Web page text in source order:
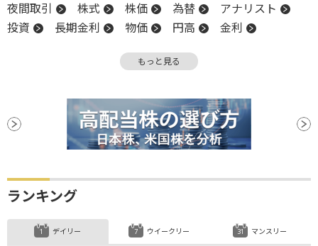
夜間取引
株式 株価 為替
アナリスト
投資
長期金利 物価 円高
金利
関税
決算
もっと見る
ランキング
デイリー ウイークリー マンスリー